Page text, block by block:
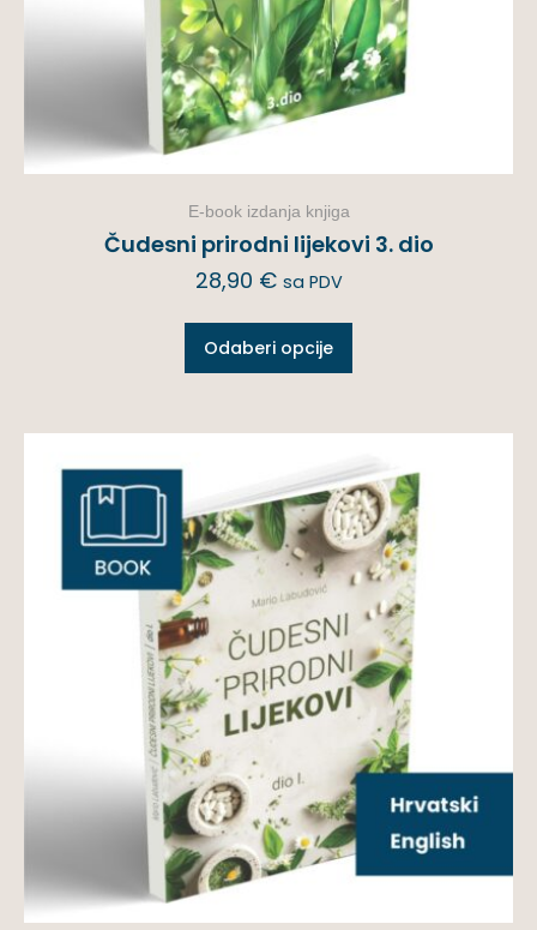
E-book izdanja knjiga
Čudesni prirodni lijekovi 3. dio
28,90 € sa PDV
Odaberi opcije